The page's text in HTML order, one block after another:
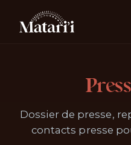
Dossier de presse,
contacts presse